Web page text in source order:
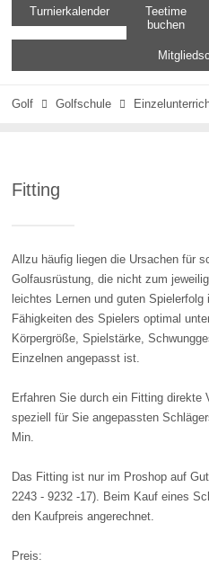
Turnierkalender
Teetime
buchen
Golf  Golfschule 
Fitting
Allzu häufig liegen die Ursachen für
Golfausrüstung, die nicht zum
leichtes Lernen und guten
Fähigkeiten des Spielers optimal
Körpergröße, Spielstärke,
Einzelnen angepasst ist.
Erfahren Sie durch ein Fitting direkte
speziell für Sie angepassten
Min.
Das Fitting ist nur im Proshop auf
2243 - 9232 -17). Beim Kauf eines
den Kaufpreis angerechnet.
Preis: